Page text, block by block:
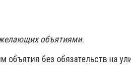
объятиями.
без обязательств на